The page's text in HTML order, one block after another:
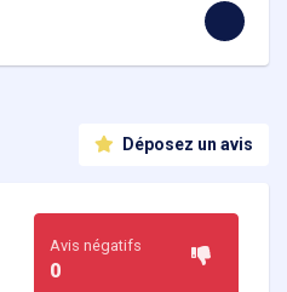
Déposez un avis
Avis négatifs
0